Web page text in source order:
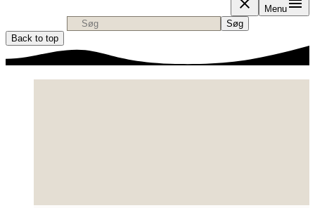
Menu
Søg efter indhold, nyheder eller artikler
Søg
Back to top